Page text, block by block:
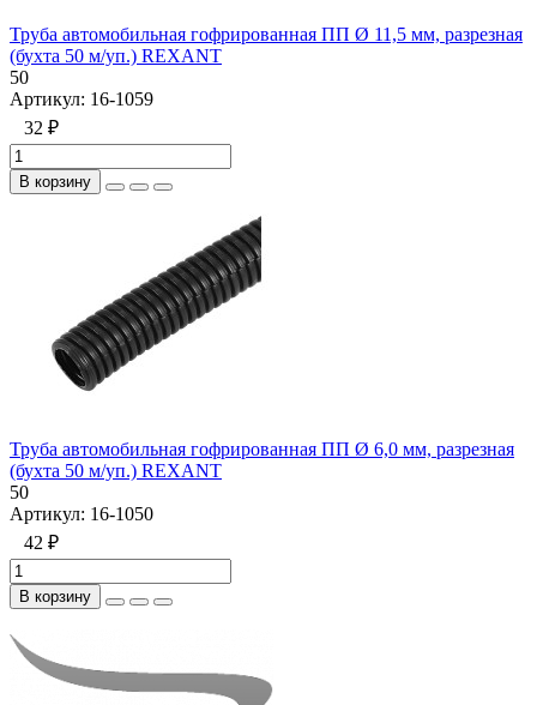
Труба автомобильная гофрированная ПП Ø 11,5 мм, разрезная
(бухта 50 м/уп.) REXANT
50
Артикул: 16-1059
32 ₽
В корзину
Труба автомобильная гофрированная ПП Ø 6,0 мм, разрезная
(бухта 50 м/уп.) REXANT
50
Артикул: 16-1050
42 ₽
В корзину